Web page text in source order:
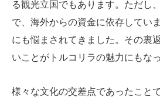
る観光立国でもあります。ただし
で、海外からの資金に依存してい
にも悩まされてきました。その裏
いことがトルコリラの魅力にもな
様々な文化の交差点であったこと